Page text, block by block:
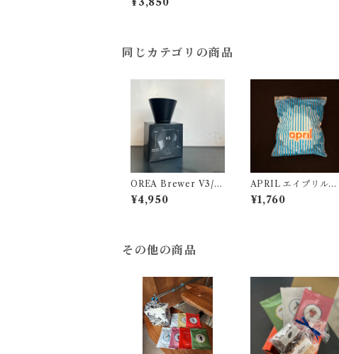
l
同じカテゴリの商品
OREA Brewer V3/ L
(オレアドリッパー)
¥4,950
APRIL エイプリルド
リッパー専用ペーパー
フィルター(50枚入り)
¥1,760
その他の商品